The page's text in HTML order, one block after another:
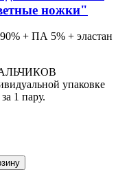
ножки"
+ ПА 5% + эластан
упаковке
1 пару.